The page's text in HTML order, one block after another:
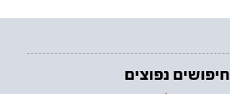
חיפושים נפוצים